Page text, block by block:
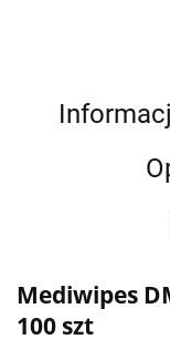
Mediwipes
100 szt